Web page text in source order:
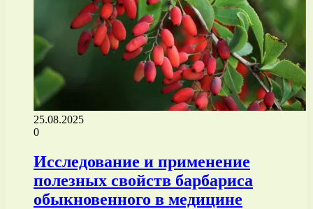
25.08.2025
0
Исследование и применение
полезных свойств барбариса
обыкновенного в медицине